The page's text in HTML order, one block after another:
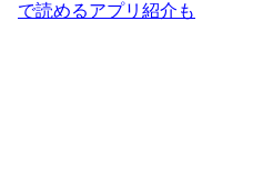
で読めるアプリ紹介も